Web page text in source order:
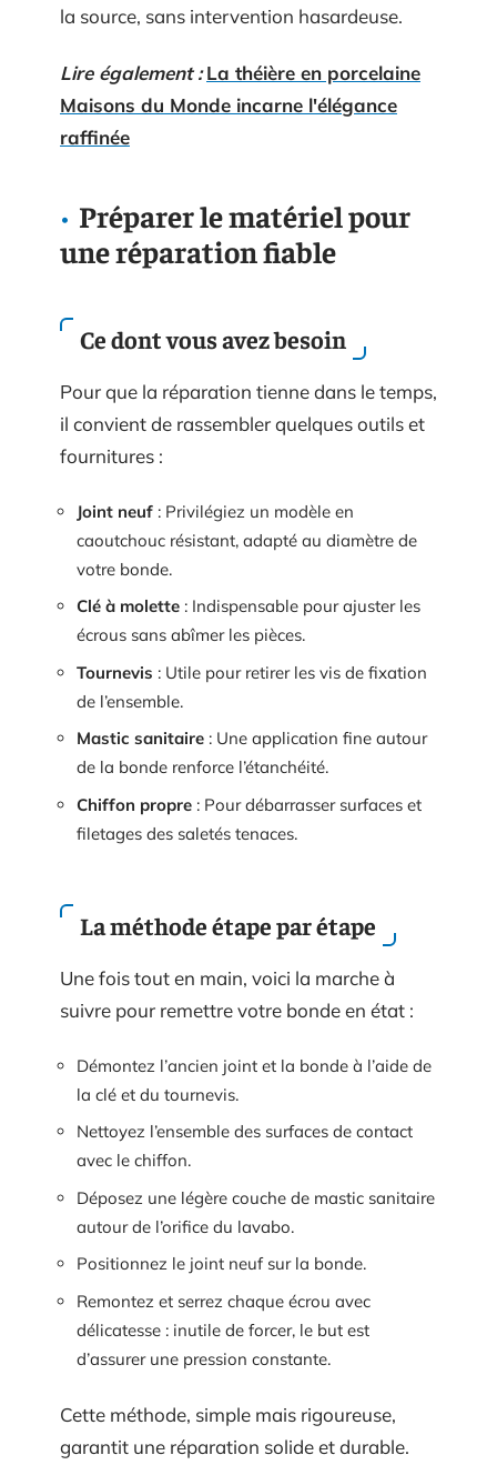
la source, sans intervention hasardeuse.
Lire également : La théière en porcelaine
Maisons du Monde incarne l'élégance
raffinée
Préparer le matériel pour
une réparation fiable
Ce dont vous avez besoin
Pour que la réparation tienne dans le temps,
il convient de rassembler quelques outils et
fournitures :
Joint neuf : Privilégiez un modèle en
caoutchouc résistant, adapté au diamètre de
votre bonde.
Clé à molette : Indispensable pour ajuster les
écrous sans abîmer les pièces.
Tournevis : Utile pour retirer les vis de fixation
de l’ensemble.
Mastic sanitaire : Une application fine autour
de la bonde renforce l’étanchéité.
Chiffon propre : Pour débarrasser surfaces et
filetages des saletés tenaces.
La méthode étape par étape
Une fois tout en main, voici la marche à
suivre pour remettre votre bonde en état :
Démontez l’ancien joint et la bonde à l’aide de
la clé et du tournevis.
Nettoyez l’ensemble des surfaces de contact
avec le chiffon.
Déposez une légère couche de mastic sanitaire
autour de l’orifice du lavabo.
Positionnez le joint neuf sur la bonde.
Remontez et serrez chaque écrou avec
délicatesse : inutile de forcer, le but est
d’assurer une pression constante.
Cette méthode, simple mais rigoureuse,
garantit une réparation solide et durable.